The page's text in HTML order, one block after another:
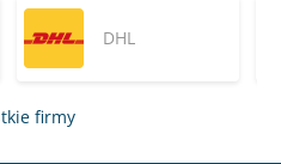
DHL
firmy